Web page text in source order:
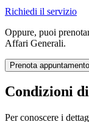
Richiedi il servizio
Oppure, puoi
Affari Generali.
Prenota appuntamento
Condizioni
Per conoscere i